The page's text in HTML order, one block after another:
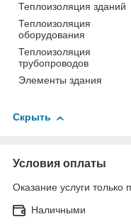
Теплоизоляция зданий
Теплоизоляция
оборудования
Теплоизоляция
трубопроводов
Элементы здания
Скрыть
Условия оплаты
Оказание услуги только
Наличными